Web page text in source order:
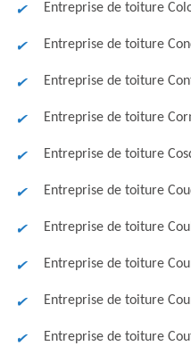
Entreprise de toiture
Entreprise de toiture
Entreprise de toiture
Entreprise de toiture
Entreprise de toiture
Entreprise de toiture
Entreprise de toiture
Entreprise de toiture
Entreprise de toiture
Entreprise de toiture